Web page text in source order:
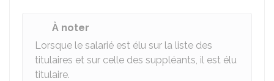
À noter
Lorsque le salarié est élu sur la liste des
titulaires et sur celle des suppléants, il est élu
titulaire.